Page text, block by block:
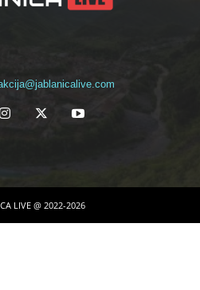
LIVE @ 2022-2026